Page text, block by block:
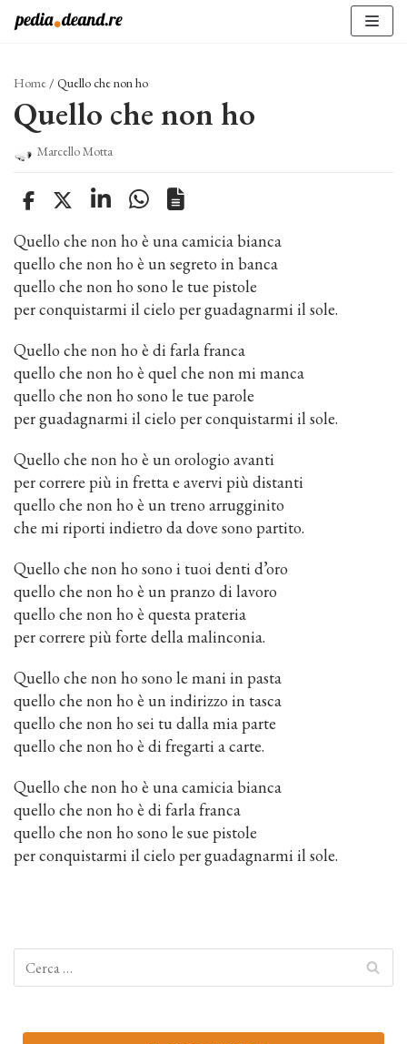
Vai
Home / Quello che non ho
Quello che non ho
Marcello Motta
Quello che non ho è una camicia bianca
quello che non ho è un segreto in banca
quello che non ho sono le tue pistole
per conquistarmi il cielo per guadagnarmi il sole.
Quello che non ho è di farla franca
quello che non ho è quel che non mi manca
quello che non ho sono le tue parole
per guadagnarmi il cielo per conquistarmi il sole.
Quello che non ho è un orologio avanti
per correre più in fretta e avervi più distanti
quello che non ho è un treno arrugginito
che mi riporti indietro da dove sono partito.
Quello che non ho sono i tuoi denti d’oro
quello che non ho è un pranzo di lavoro
quello che non ho è questa prateria
per correre più forte della malinconia.
Quello che non ho sono le mani in pasta
quello che non ho è un indirizzo in tasca
quello che non ho sei tu dalla mia parte
quello che non ho è di fregarti a carte.
Quello che non ho è una camicia bianca
quello che non ho è di farla franca
quello che non ho sono le sue pistole
per conquistarmi il cielo per guadagnarmi il sole.